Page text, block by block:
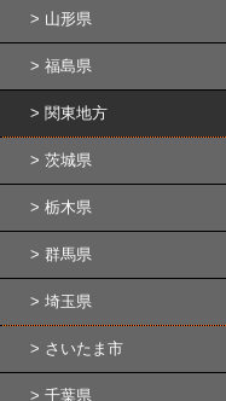
山形県
福島県
関東地方
茨城県
栃木県
群馬県
埼玉県
さいたま市
千葉県